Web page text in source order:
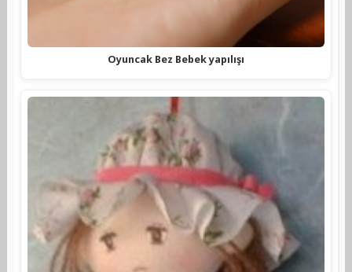
Oyuncak Bez Bebek yapılışı